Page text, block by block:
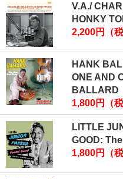
V.A./
HONKY
2,200円（税
HANK
ONE AND
BALLARD
1,800円（税
LITTLE
GOOD:
1,800円（税